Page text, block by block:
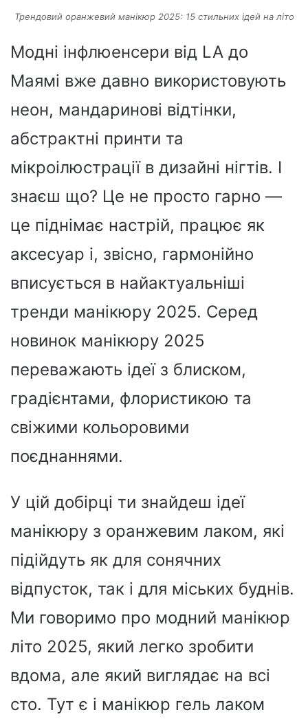
Трендовий оранжевий манікюр 2025: 15 стильних ідей на літо
Модні інфлюенсери від LA до
Маямі вже давно використовують
неон, мандаринові відтінки,
абстрактні принти та
мікроілюстрації в дизайні нігтів. І
знаєш що? Це не просто гарно —
це піднімає настрій, працює як
аксесуар і, звісно, гармонійно
вписується в найактуальніші
тренди манікюру 2025. Серед
новинок манікюру 2025
переважають ідеї з блиском,
градієнтами, флористикою та
свіжими кольоровими
поєднаннями.
У цій добірці ти знайдеш ідеї
манікюру з оранжевим лаком, які
підійдуть як для сонячних
відпусток, так і для міських буднів.
Ми говоримо про модний манікюр
літо 2025, який легко зробити
вдома, але який виглядає на всі
сто. Тут є і манікюр гель лаком